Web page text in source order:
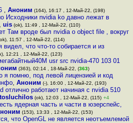
, Аноним (164), 16:17 , 12-Май-22, (198)
Исходники nvidia ko давно лежат в
, uis(ok), 11:49 , 12-Май-22, (110)
Там вроде был nvidia o object file , вокруг
11:57 , 12-Май-22, (114)
что что-то собирается и из
12:21 , 12-Май-22, (123)
usr src nvidia-470 103 01
(363), 02:14 , 18-Май-22, (363)
я помню, под левой лицензией и код
, Аноним (-), 16:00 , 12-Май-22, (193)
отлично работают начиная с nvidia 510
(ok), 12:03 , 12-Май-22, (115) +4
ядерная часть и части в юзерспейс,
(153), 13:33 , 12-Май-22, (153)
что OpenGL не является неотъемлемой